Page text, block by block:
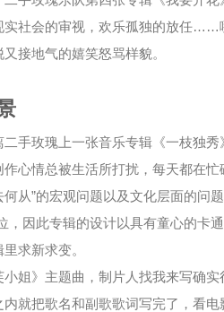
实社会的审视，欢乐孤独的放任……
接地气的嬉笑怒骂样貌。
二手玫瑰上一张音乐专辑《一枝独
作心情总被生活所打扰，每天都在
何从”的宏观问题以及文化层面的问
，因此专辑的设计以具有童心的卡
求新求变。
小姐》主题曲，制片人找我来写确
内就把歌名和副歌歌词写完了，看电